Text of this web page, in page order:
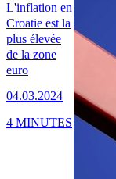
L'inflation en
Croatie est la
plus élevée
de la zone
euro
04.03.2024
4 MINUTES